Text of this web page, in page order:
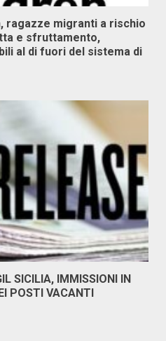
ragazze migranti a rischio
e sfruttamento,
al di fuori del sistema di
SICILIA, IMMISSIONI IN
POSTI VACANTI